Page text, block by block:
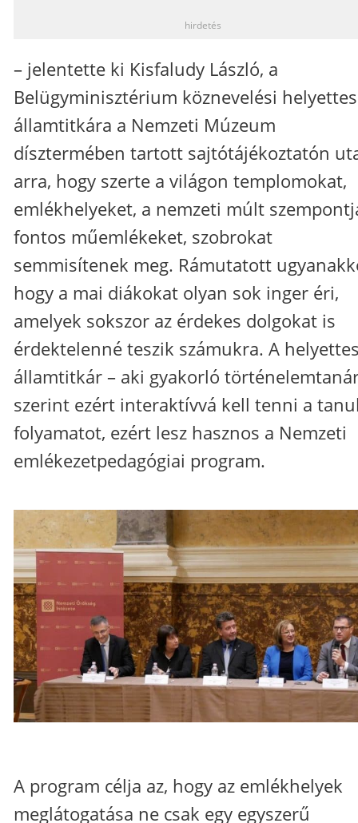
hirdetés
– jelentette ki Kisfaludy László, a
Belügyminisztérium köznevelési helyettes
államtitkára a Nemzeti Múzeum
dísztermében tartott sajtótájékoztatón
arra, hogy szerte a világon templomokat,
emlékhelyeket, a nemzeti múlt
fontos műemlékeket, szobrokat
semmisítenek meg. Rámutatott
hogy a mai diákokat olyan sok inger éri,
amelyek sokszor az érdekes dolgokat is
érdektelenné teszik számukra. A
államtitkár – aki gyakorló
szerint ezért interaktívvá kell tenni a
folyamatot, ezért lesz hasznos a Nemzeti
emlékezetpedagógiai program.
A program célja az, hogy az emlékhelyek
meglátogatása ne csak egy egyszerű